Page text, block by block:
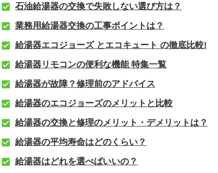
石油給湯器の交換で失敗しない選び方は？
業務用給湯器交換の工事ポイントは？
給湯器エコジョーズ とエコキュート の徹底比較!
給湯器リモコンの便利な機能 特集一覧
給湯器が故障？修理前のアドバイス
給湯器のエコジョーズのメリットと比較
給湯器の交換と修理のメリット・デメリットは？
給湯器の平均寿命はどのくらい？
給湯器はどれを選べばいいの？